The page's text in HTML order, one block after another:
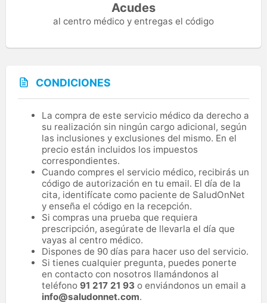
Acudes
al centro médico y entregas el código
CONDICIONES
La compra de este servicio médico da derecho a
su realización sin ningún cargo adicional, según
las inclusiones y exclusiones del mismo. En el
precio están incluidos los impuestos
correspondientes.
Cuando compres el servicio médico, recibirás un
código de autorización en tu email. El día de la
cita, identifícate como paciente de SaludOnNet
y enseña el código en la recepción.
Si compras una prueba que requiera
prescripción, asegúrate de llevarla el día que
vayas al centro médico.
Dispones de 90 días para hacer uso del servicio.
Si tienes cualquier pregunta, puedes ponerte
en contacto con nosotros llamándonos al
teléfono 91 217 21 93 o enviándonos un email a
info@saludonnet.com.